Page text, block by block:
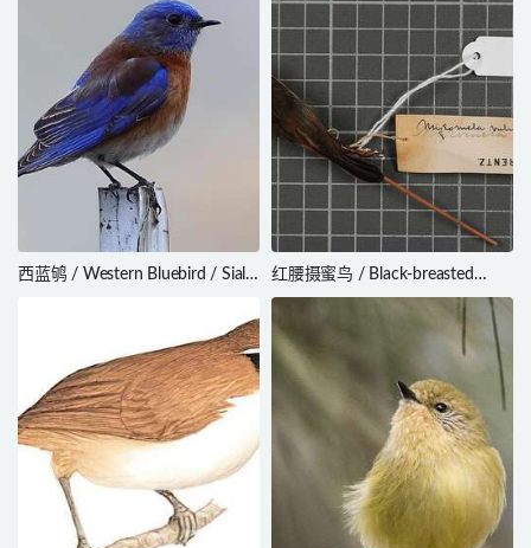
西蓝鸲 / Western Bluebird / Sialia
红腰摄蜜鸟 / Black-breasted
Myzomela / Myzomela vulnerata